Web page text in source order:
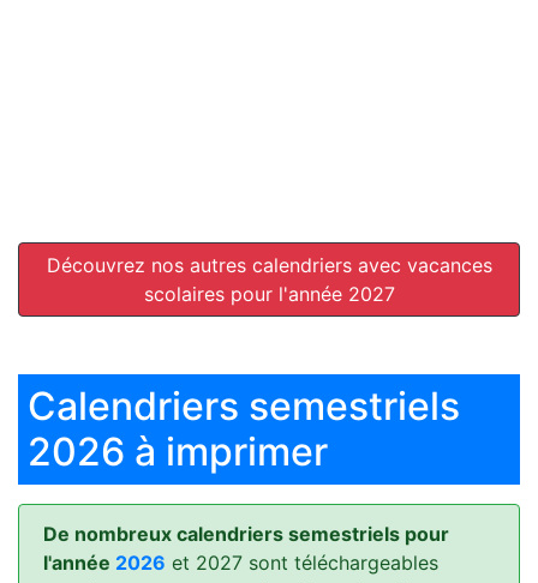
Découvrez nos autres calendriers avec vacances
scolaires pour l'année 2027
Calendriers semestriels
2026 à imprimer
De nombreux calendriers semestriels pour
l'année 2026 et 2027 sont téléchargeables